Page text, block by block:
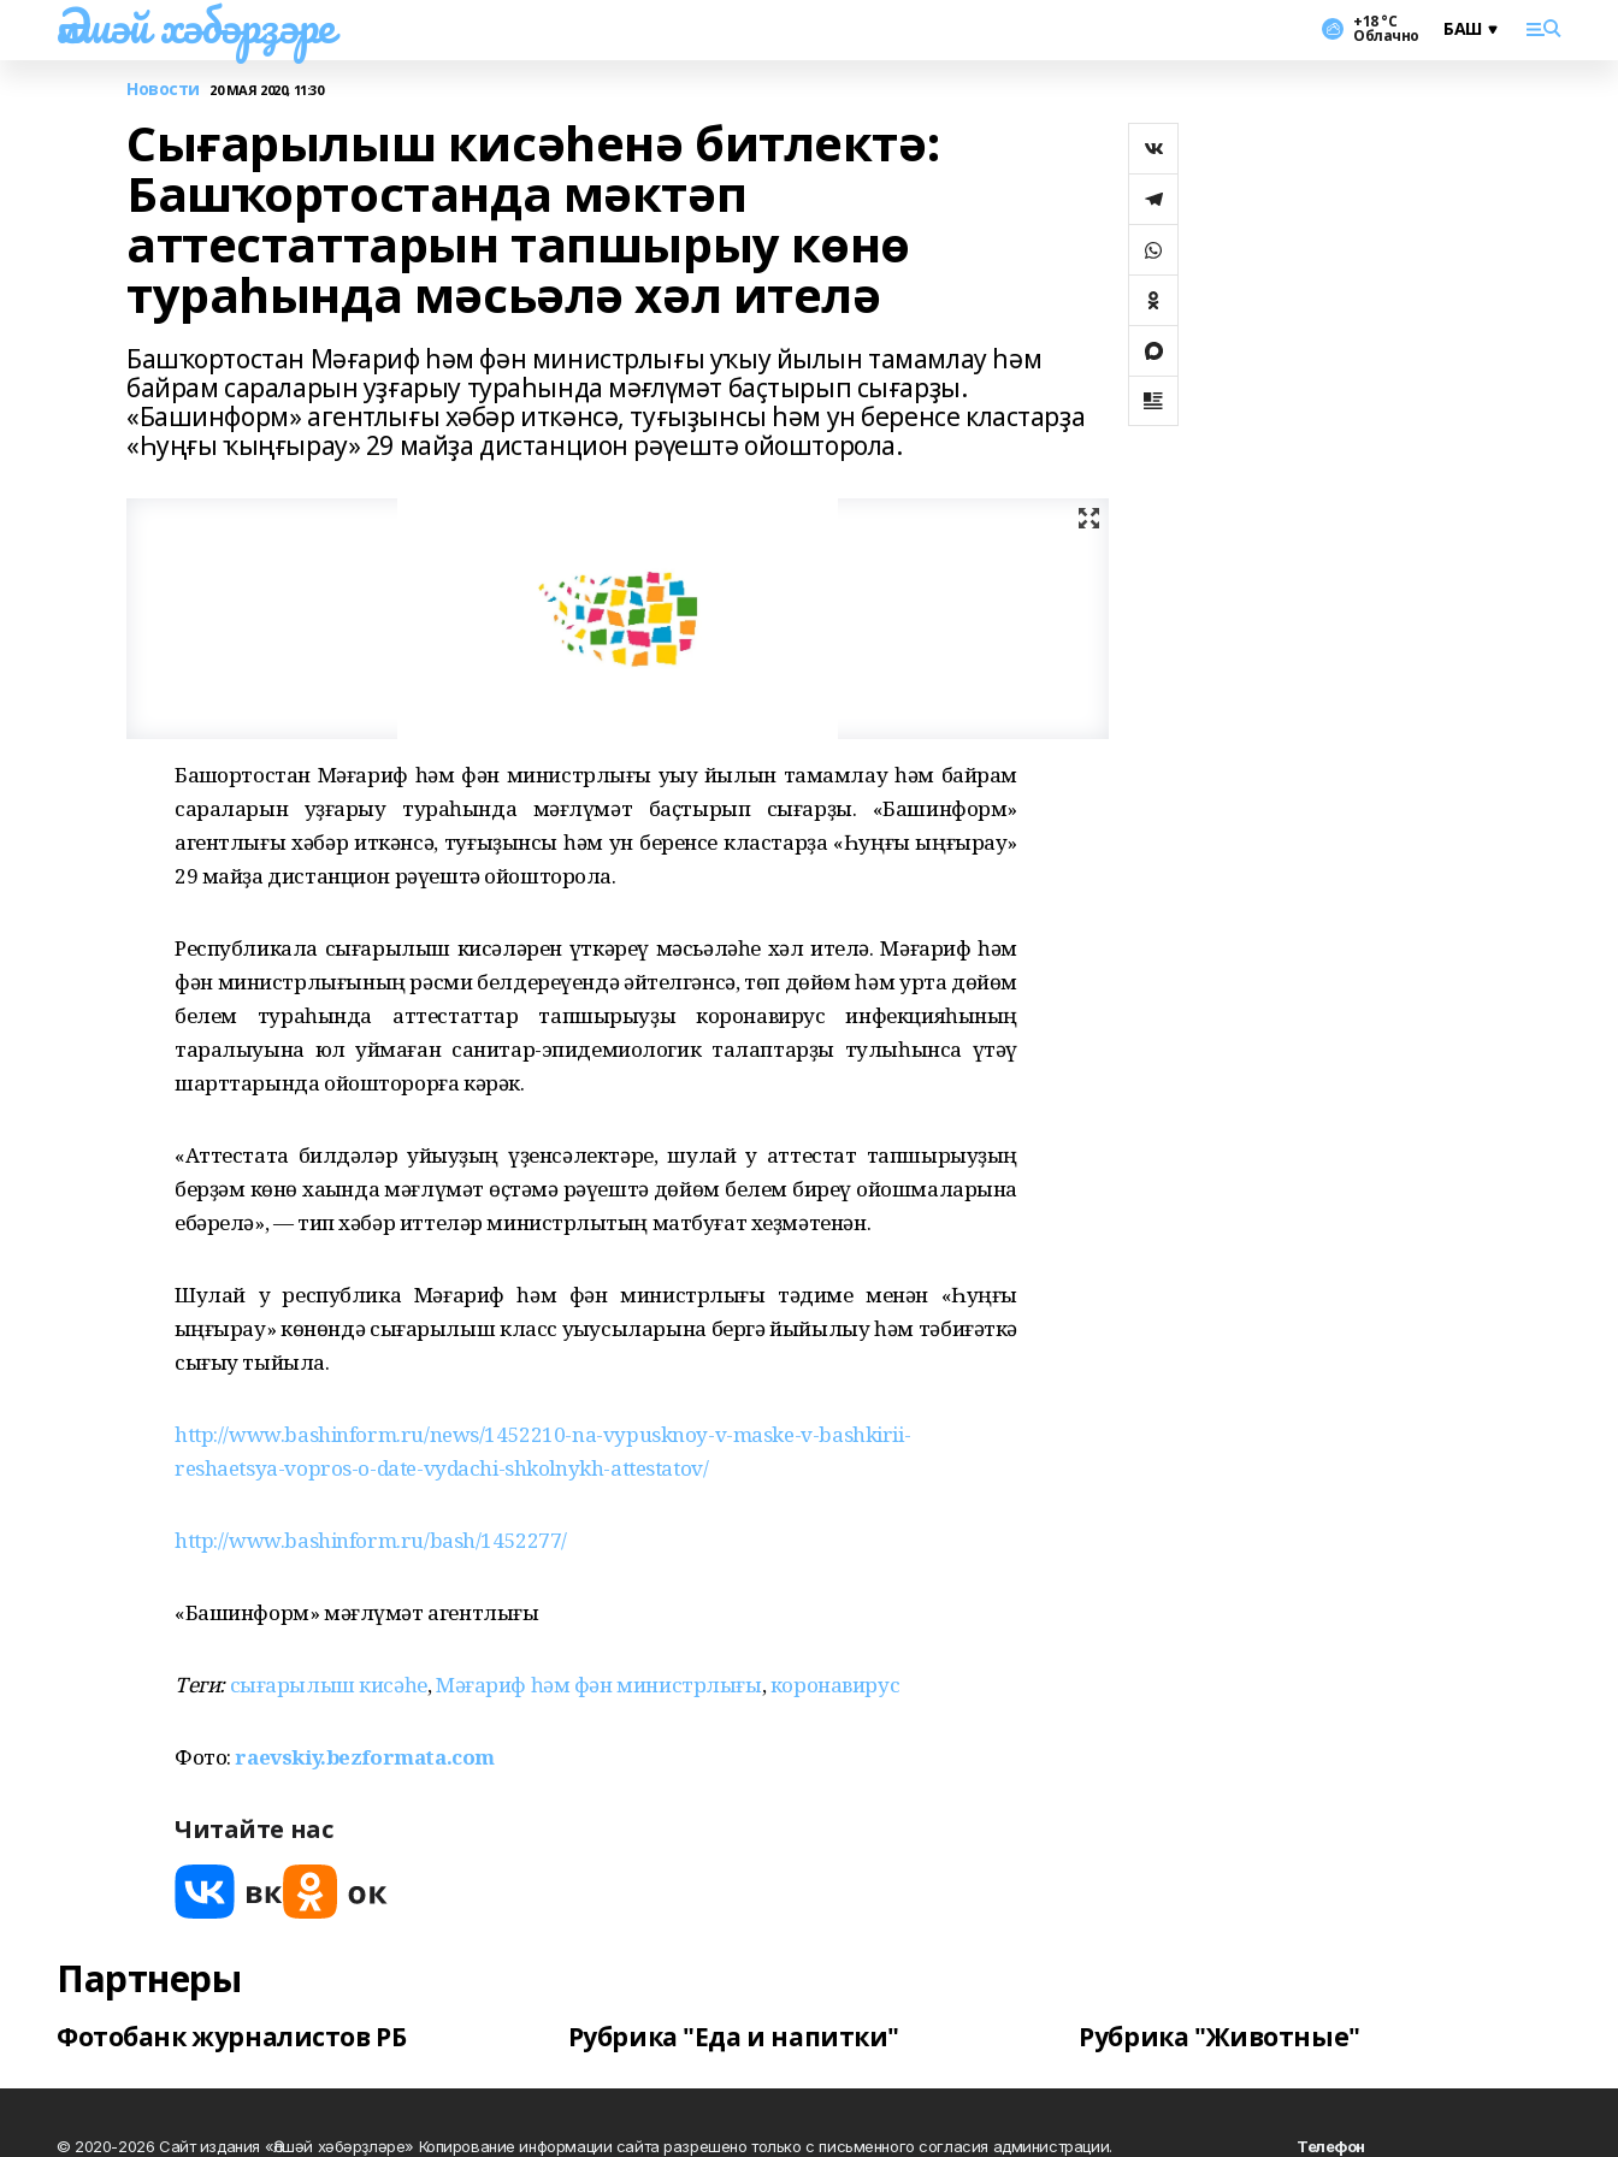
Әлшәй хәбәрҙәре +18 °С
Облачно
Новости 20 МАЯ 2020, 11:30
Сығарылыш кисәһенә битлектә:
Башҡортостанда мәктәп
аттестаттарын тапшырыу көнө
тураһында мәсьәлә хәл ителә
Башҡортостан Мәғариф һәм фән министрлығы уҡыу йылын тамамлау һәм
байрам сараларын уҙғарыу тураһында мәғлүмәт баҫтырып сығарҙы.
«Башинформ» агентлығы хәбәр иткәнсә, туғыҙынсы һәм ун беренсе кластарҙа
«Һуңғы ҡыңғырау» 29 майҙа дистанцион рәүештә ойошторола.
Башҡортостан Мәғариф һәм фән министрлығы уҡыу йылын тамамлау һәм байрам
сараларын уҙғарыу тураһында мәғлүмәт баҫтырып сығарҙы. «Башинформ»
агентлығы хәбәр иткәнсә, туғыҙынсы һәм ун беренсе кластарҙа «Һуңғы ҡыңғырау»
29 майҙа дистанцион рәүештә ойошторола.
Республикала сығарылыш кисәләрен үткәреү мәсьәләһе хәл ителә. Мәғариф һәм
фән министрлығының рәсми белдереүендә әйтелгәнсә, төп дөйөм һәм урта дөйөм
белем тураһында аттестаттар тапшырыуҙы коронавирус инфекцияһының
таралыуына юл ҡуймаған санитар-эпидемиологик талаптарҙы тулыһынса үтәү
шарттарында ойошторорға кәрәк.
«Аттестатҡа билдәләр ҡуйыуҙың үҙенсәлектәре, шулай уҡ аттестат тапшырыуҙың
берҙәм көнө хаҡында мәғлүмәт өҫтәмә рәүештә дөйөм белем биреү ойошмаларына
ебәрелә», — тип хәбәр иттеләр министрлыҡтың матбуғат хеҙмәтенән.
Шулай уҡ республика Мәғариф һәм фән министрлығы тәҡдиме менән «Һуңғы
ҡыңғырау» көнөндә сығарылыш класс уҡыусыларына бергә йыйылыу һәм тәбиғәткә
сығыу тыйыла.
http://www.bashinform.ru/news/1452210-na-vypusknoy-v-maske-v-bashkirii-
reshaetsya-vopros-o-date-vydachi-shkolnykh-attestatov/
http://www.bashinform.ru/bash/1452277/
«Башинформ» мәғлүмәт агентлығы
Теги: сығарылыш кисәһе,Мәғариф һәм фән министрлығы,коронавирус
Фото:raevskiy.bezformata.com
Читайте нас
Партнеры
Фотобанк журналистов РБ Рубрика "Еда и напитки" Рубрика "Животные"
© 2020-2026 Сайт издания «Әлшәй хәбәрҙләре» Копирование информации сайта разрешено только с письменного согласия администрации. Телефон